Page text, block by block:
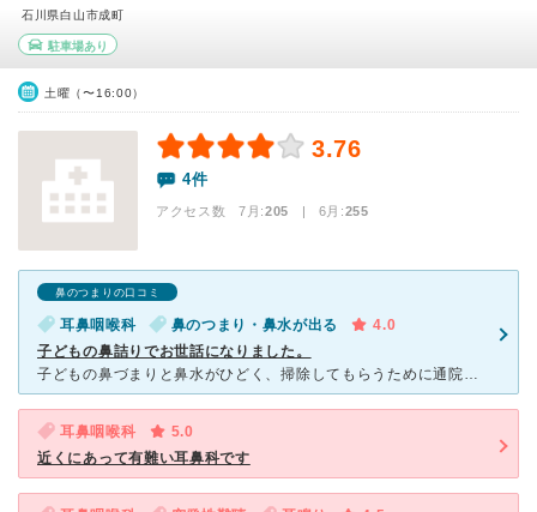
石川県白山市成町
駐車場あり
土曜（〜16:00）
3.76
4件
アクセス数 7月:205 | 6月:255
鼻のつまりの口コミ
耳鼻咽喉科 鼻のつまり・鼻水が出る
4.0
子どもの鼻詰りでお世話になりました。
子どもの鼻づまりと鼻水がひどく、掃除してもらうために通院しました。平日の夕方だったので待っているのは3人でそんなに待たずに診察してもらえました。待合室にはアンパンマンの絵本があったので子どもは喜んで読
耳鼻咽喉科
5.0
近くにあって有難い耳鼻科です